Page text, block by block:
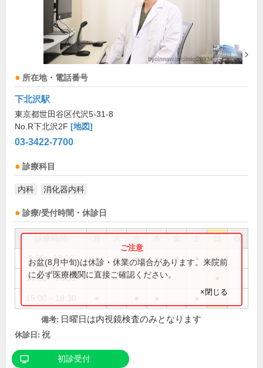
所在地・電話番号
下北沢駅
東京都世田谷区代沢5-31-8
No.R下北沢2F [地図]
03-3422-7700
診療科目
内科 消化器内科
診療/受付時間・休診日
祝
9:30～13:00 ● ● ● ● ● ●
14:00～16:30
お盆(8月中旬)は休診・休業の場合があります。来院前
に必ず医療機関に直接ご確認ください。
×閉じる
備考: 日曜日は内視鏡検査のみとなります
休診日: 祝
初診受付